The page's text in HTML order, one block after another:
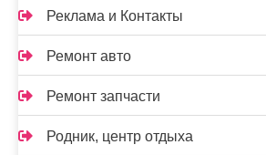
Реклама и Контакты
Ремонт авто
Ремонт запчасти
Родник, центр отдыха